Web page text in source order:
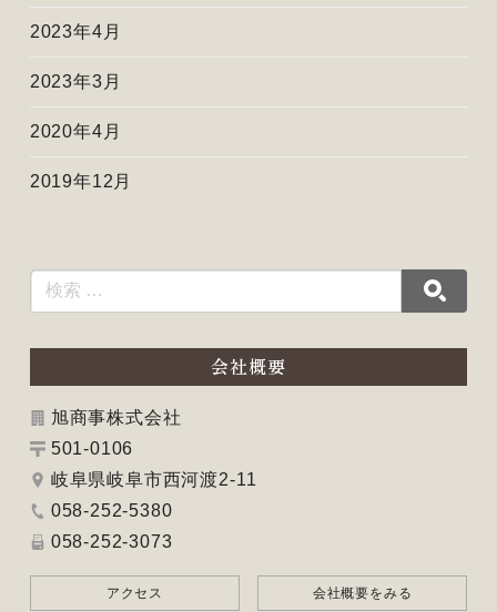
2023年4月
2023年3月
2020年4月
2019年12月
会社概要
旭商事株式会社
501-0106
岐阜県岐阜市西河渡2-11
058-252-5380
058-252-3073
アクセス 会社概要をみる